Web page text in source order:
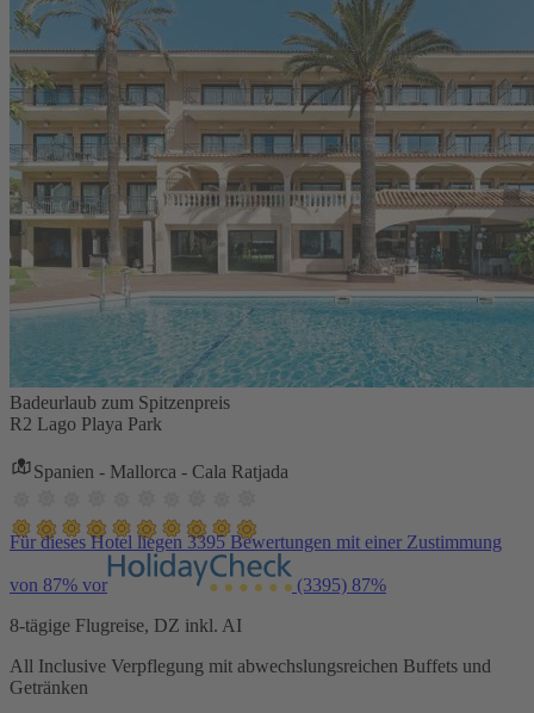
Badeurlaub zum Spitzenpreis
R2 Lago Playa Park
Spanien - Mallorca - Cala Ratjada
Für dieses Hotel liegen 3395 Bewertungen mit einer Zustimmung
von 87% vor (3395) 87%
8-tägige Flugreise, DZ inkl. AI
All Inclusive Verpflegung mit abwechslungsreichen Buffets und
Getränken